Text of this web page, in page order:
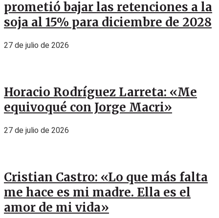
prometió bajar las retenciones a la
soja al 15% para diciembre de 2028
27 de julio de 2026
Horacio Rodríguez Larreta: «Me
equivoqué con Jorge Macri»
27 de julio de 2026
Cristian Castro: «Lo que más falta
me hace es mi madre. Ella es el
amor de mi vida»